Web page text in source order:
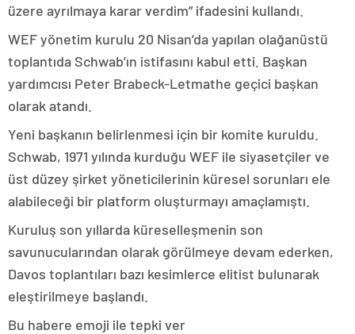
üzere ayrılmaya karar verdim” ifadesini kullandı.
WEF yönetim kurulu 20 Nisan’da yapılan olağanüstü
toplantıda Schwab’ın istifasını kabul etti. Başkan
yardımcısı Peter Brabeck-Letmathe geçici başkan
olarak atandı.
Yeni başkanın belirlenmesi için bir komite kuruldu.
Schwab, 1971 yılında kurduğu WEF ile siyasetçiler ve
üst düzey şirket yöneticilerinin küresel sorunları ele
alabileceği bir platform oluşturmayı amaçlamıştı.
Kuruluş son yıllarda küreselleşmenin son
savunucularından olarak görülmeye devam ederken,
Davos toplantıları bazı kesimlerce elitist bulunarak
eleştirilmeye başlandı.
Bu habere emoji ile tepki ver